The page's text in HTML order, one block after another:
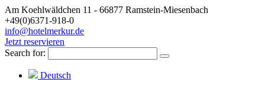
Am Koehlwäldchen 11 - 66877 Ramstein-Miesenbach
+49(0)6371-918-0
info@hotelmerkur.de
Jetzt reservieren
Search for:
Deutsch